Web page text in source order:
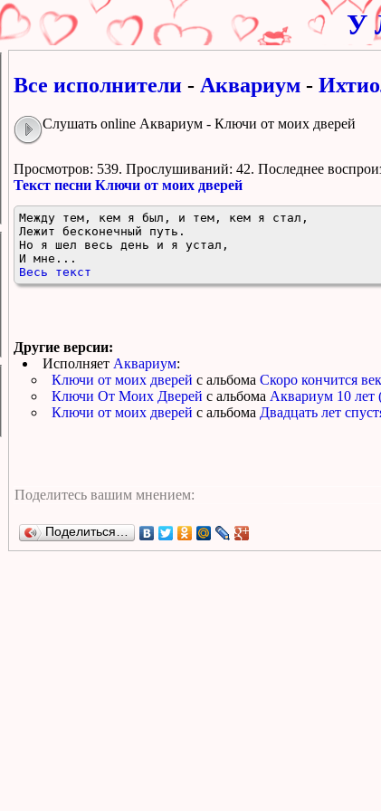
У
Все исполнители - Аквариум -
Слушать online Аквариум - Ключи от моих дверей
Просмотров: 539. Прослушиваний: 42. Поcледнее
Текст песни Ключи от моих дверей
Между тем, кем я был, и тем, кем я стал,
Лежит бесконечный путь.
Но я шел весь день и я устал,
И мне...
Весь текст
Другие версии:
Исполняет Аквариум:
Ключи от моих дверей с альбома Скоро кончится
Ключи От Моих Дверей с альбома Аквариум 10 лет
Ключи от моих дверей с альбома Двадцать лет
Поделиться…